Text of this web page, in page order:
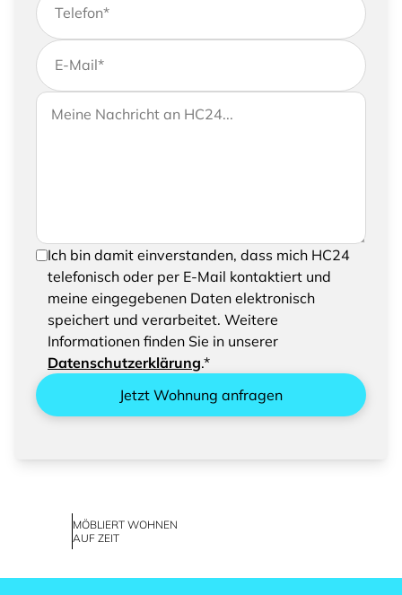
Telefon*
E-Mail*
Wenn Sie uns weitere Informationen zukommen
lassen möchten, können Sie Ihrer Anfrage gerne
Ihre Nachricht an HC24
Um Ihre Anfrage senden zu können, bestätigen
Sie bitte das Speichern und Verarbeiten Ihrer
eingegebenen Daten
Ich bin damit einverstanden, dass mich HC24
telefonisch oder per E-Mail kontaktiert und
meine eingegebenen Daten elektronisch
speichert und verarbeitet. Weitere
Informationen finden Sie in unserer
Datenschutzerklärung.*
Jetzt Wohnung anfragen
MÖBLIERT WOHNEN
AUF ZEIT